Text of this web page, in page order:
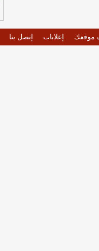
موقعك إعلانات إتصل بنا